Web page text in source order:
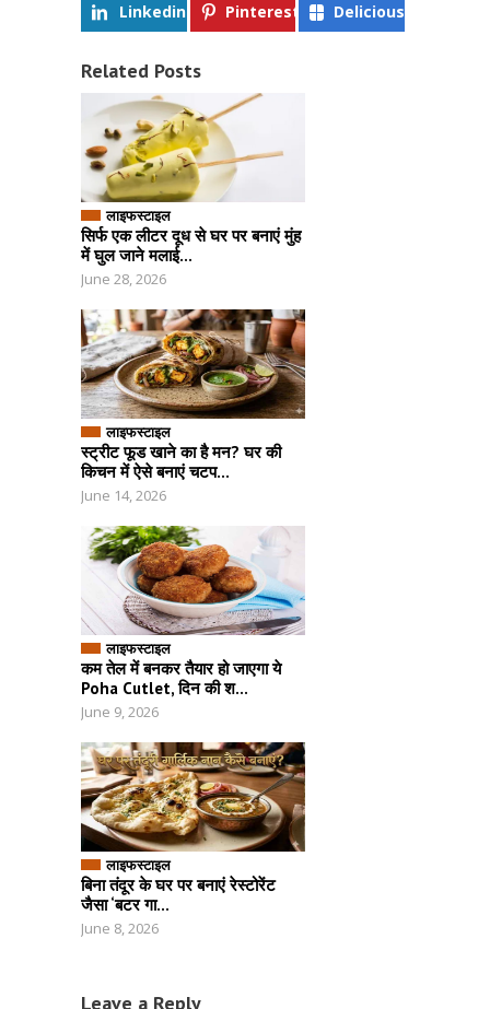
Linkedin Pinterest Delicious
Related Posts
लाइफस्टाइल
सिर्फ एक लीटर दूध से घर पर बनाएं मुंह
में घुल जाने मलाई...
June 28, 2026
लाइफस्टाइल
स्ट्रीट फूड खाने का है मन? घर की
किचन में ऐसे बनाएं चटप...
June 14, 2026
लाइफस्टाइल
कम तेल में बनकर तैयार हो जाएगा ये
Poha Cutlet, दिन की श...
June 9, 2026
लाइफस्टाइल
बिना तंदूर के घर पर बनाएं रेस्टोरेंट
जैसा ‘बटर गा...
June 8, 2026
Leave a Reply